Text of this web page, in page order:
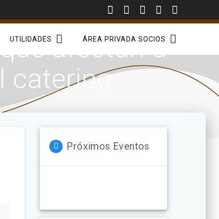
UTILIDADES ÁREA PRIVADA SOCIOS
afectan a
catering
Próximos Eventos